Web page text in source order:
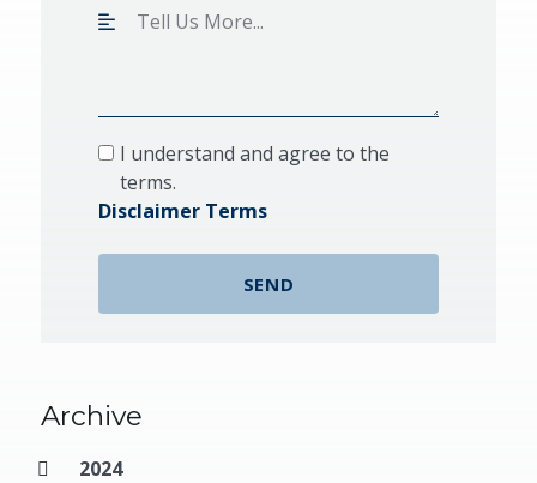
I understand and agree to the
terms.
Disclaimer Terms
Archive
2024